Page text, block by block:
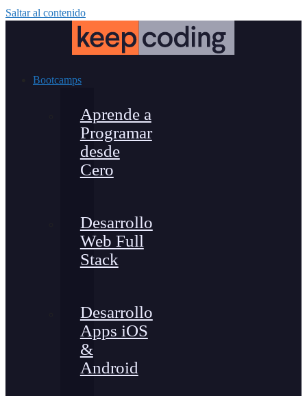
Saltar al contenido
Bootcamps
Aprende a
Programar
desde
Cero
Desarrollo
Web Full
Stack
Desarrollo
Apps iOS
&
Android